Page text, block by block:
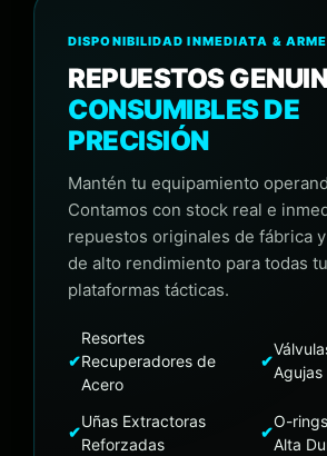
DISPONIBILIDAD INMEDIATA &
REPUESTOS
CONSUMIBLES DE
PRECISIÓN
Mantén tu equipamiento
Contamos con stock real e
repuestos originales de fábrica
de alto rendimiento para todas
plataformas tácticas.
✔
Resortes
Recuperadores de
Acero
✔
Agujas
✔
Uñas Extractoras
Reforzadas
✔
O-
Alta